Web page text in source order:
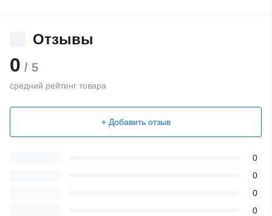
Отзывы
0 / 5
средний рейтинг товара
+ Добавить отзыв
0
0
0
0